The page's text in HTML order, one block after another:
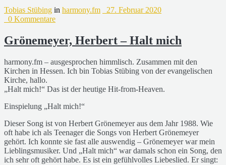
Tobias Stübing in harmony.fm
27. Februar 2020
0 Kommentare
Grönemeyer, Herbert – Halt mich
harmony.fm – ausgesprochen himmlisch. Zusammen mit den
Kirchen in Hessen. Ich bin Tobias Stübing von der evangelischen
Kirche, hallo.
„Halt mich!“ Das ist der heutige Hit-from-Heaven.
Einspielung „Halt mich!“
Dieser Song ist von Herbert Grönemeyer aus dem Jahr 1988. Wie
oft habe ich als Teenager die Songs von Herbert Grönemeyer
gehört. Ich konnte sie fast alle auswendig – Grönemeyer war mein
Lieblingsmusiker. Und „Halt mich“ war damals schon ein Song, den
ich sehr oft gehört habe. Es ist ein gefühlvolles Liebeslied. Er singt: